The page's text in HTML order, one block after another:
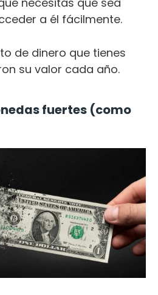
a él fácilmente.
de dinero que tienes
su valor cada año.
fuertes (como